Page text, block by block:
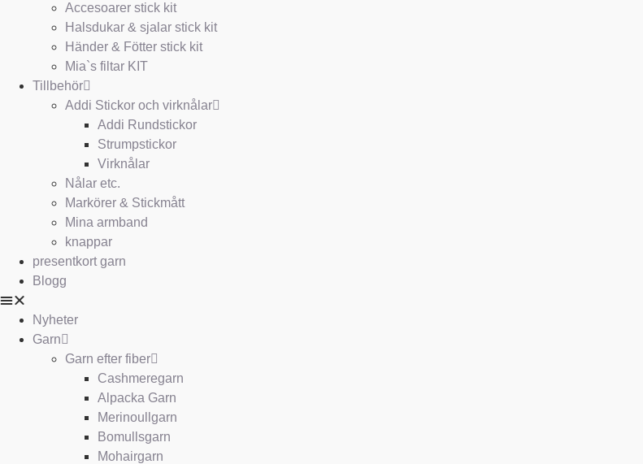
Accesoarer stick kit
Halsdukar & sjalar stick kit
Händer & Fötter stick kit
Mia`s filtar KIT
Tillbehör
Addi Stickor och virknålar
Addi Rundstickor
Strumpstickor
Virknålar
Nålar etc.
Markörer & Stickmått
Mina armband
knappar
presentkort garn
Blogg
Nyheter
Garn
Garn efter fiber
Cashmeregarn
Alpacka Garn
Merinoullgarn
Bomullsgarn
Mohairgarn